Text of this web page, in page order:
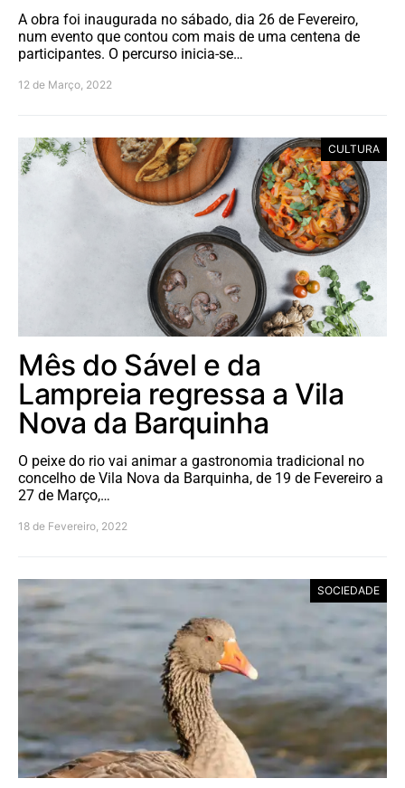
A obra foi inaugurada no sábado, dia 26 de Fevereiro,
num evento que contou com mais de uma centena de
participantes. O percurso inicia-se…
12 de Março, 2022
CULTURA
Mês do Sável e da
Lampreia regressa a Vila
Nova da Barquinha
O peixe do rio vai animar a gastronomia tradicional no
concelho de Vila Nova da Barquinha, de 19 de Fevereiro a
27 de Março,…
18 de Fevereiro, 2022
SOCIEDADE